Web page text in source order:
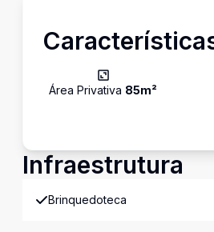
Área Privativa 85m²
Infraestrutura
Brinquedoteca